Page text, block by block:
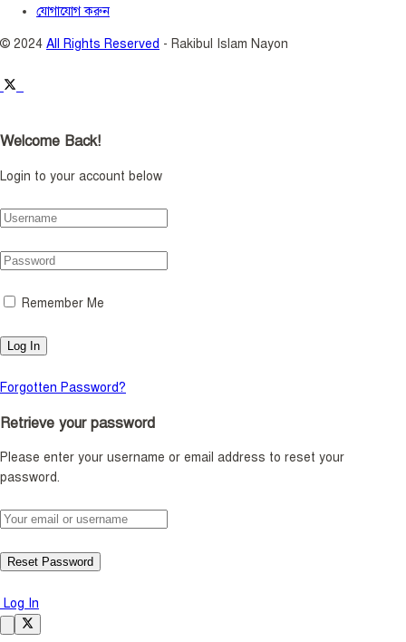
যোগাযোগ করুন
© 2024 All Rights Reserved - Rakibul Islam Nayon
Welcome Back!
Login to your account below
Remember Me
Forgotten Password?
Retrieve your password
Please enter your username or email address to reset your
password.
Log In